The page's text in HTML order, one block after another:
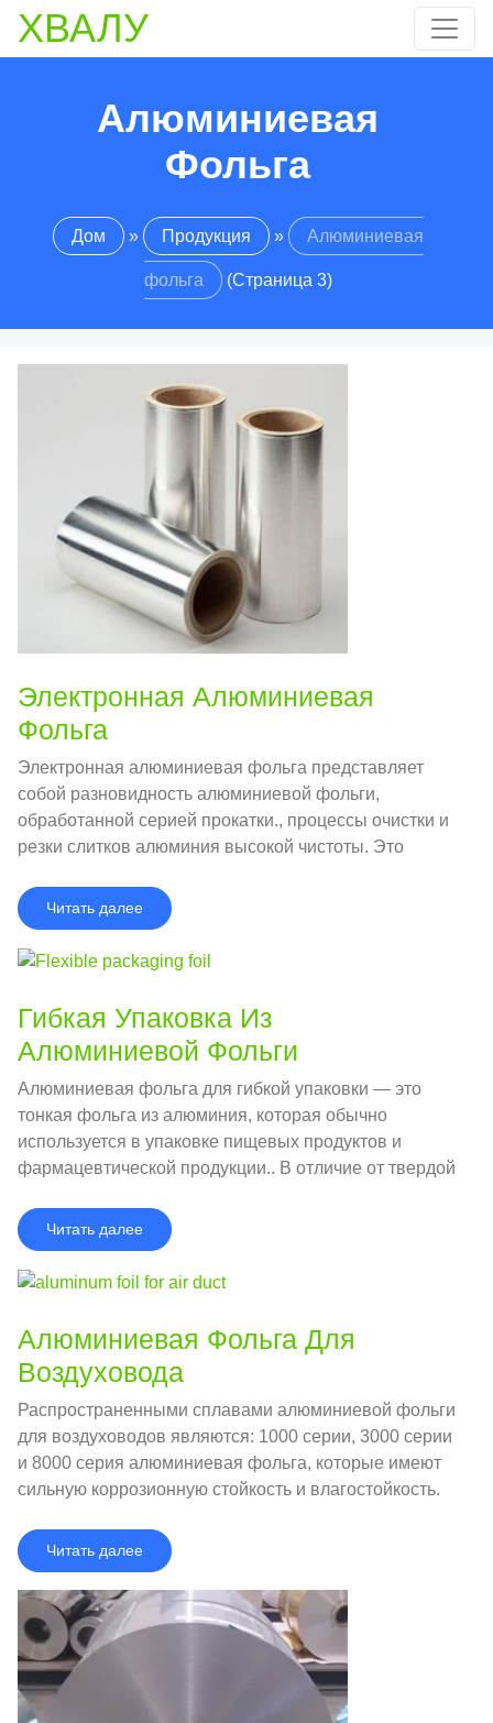
ХВАЛУ
Алюминиевая
Фольга
Дом » Продукция » Алюминиевая
фольга (Страница 3)
Электронная Алюминиевая
Фольга
Электронная алюминиевая фольга представляет
собой разновидность алюминиевой фольги,
обработанной серией прокатки., процессы очистки и
резки слитков алюминия высокой чистоты. Это
электролитических конденсаторов..
Читать далее
Гибкая Упаковка Из
Алюминиевой Фольги
Алюминиевая фольга для гибкой упаковки — это
тонкая фольга из алюминия, которая обычно
используется в упаковке пищевых продуктов и
фармацевтической продукции.. В отличие от твердой
алюминиевая фольга мягкая и может
адаптироваться к различным формам контейнеров.,
поэтому он широко используется для упаковки
Читать далее
Алюминиевая Фольга Для
Воздуховода
Распространенными сплавами алюминиевой фольги
для воздуховодов являются: 1000 серии, 3000 серии
и 8000 серия алюминиевая фольга, которые имеют
сильную коррозионную стойкость и влагостойкость.
Читать далее